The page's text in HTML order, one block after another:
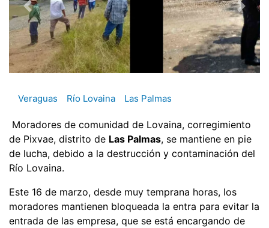
Veraguas Río Lovaina Las Palmas
Moradores de comunidad de Lovaina, corregimiento
de Pixvae, distrito de Las Palmas, se mantiene en pie
de lucha, debido a la destrucción y contaminación del
Río Lovaina.
Este 16 de marzo, desde muy temprana horas, los
moradores mantienen bloqueada la entra para evitar la
entrada de las empresa, que se está encargando de